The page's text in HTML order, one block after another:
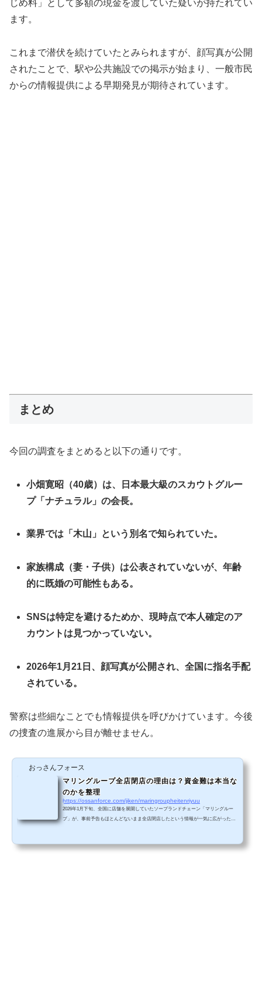
じめ料」として多額の現金を渡していた疑いが持たれてい
ます。
これまで潜伏を続けていたとみられますが、顔写真が公開
されたことで、駅や公共施設での掲示が始まり、一般市民
からの情報提供による早期発見が期待されています。
まとめ
今回の調査をまとめると以下の通りです。
小畑寛昭（40歳）は、日本最大級のスカウトグルー
プ「ナチュラル」の会長。
業界では「木山」という別名で知られていた。
家族構成（妻・子供）は公表されていないが、年齢
的に既婚の可能性もある。
SNSは特定を避けるためか、現時点で本人確定のア
カウントは見つかっていない。
2026年1月21日、顔写真が公開され、全国に指名手配
されている。
警察は些細なことでも情報提供を呼びかけています。今後
の捜査の進展から目が離せません。
おっさんフォース
マリングループ全店閉店の理由は？資金難は本当な
のかを整理
https://ossanforce.com/jiken/maringroupheitenriyuu
2026年1月下旬、全国に店舗を展開していたソープランドチェーン「マリングルー
プ」が、事前予告もほとんどないまま全店閉店したという情報が一気に広がった。
金難」が閉店理由として示されたという情報が出回っているが、規模や過去の投資